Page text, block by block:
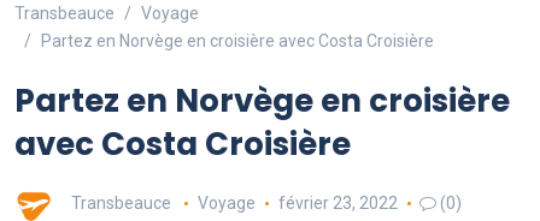
Transbeauce
Voyage
Partez en Norvège en croisière avec Costa Croisière
Partez en Norvège en croisière
avec Costa Croisière
Transbeauce Voyage février 23, 2022 (0)